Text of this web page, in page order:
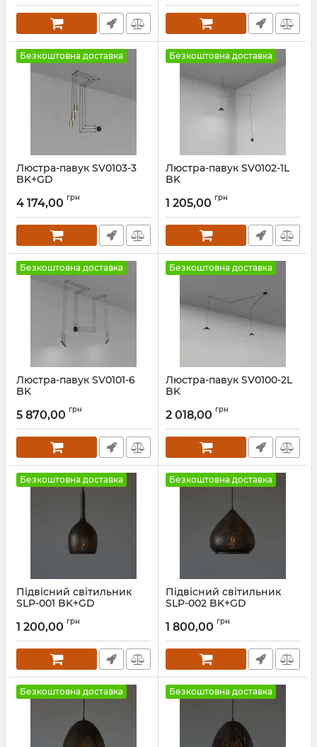
Безкоштовна доставка
Люстра-павук SV0103-3
BK+GD
4 174,00 грн
Безкоштовна доставка
Люстра-павук SV0102-1L
BK
1 205,00 грн
Безкоштовна доставка
Люстра-павук SV0101-6
BK
5 870,00 грн
Безкоштовна доставка
Люстра-павук SV0100-2L
BK
2 018,00 грн
Безкоштовна доставка
Підвісний світильник
SLP-001 BK+GD
1 200,00 грн
Безкоштовна доставка
Підвісний світильник
SLP-002 BK+GD
1 800,00 грн
Безкоштовна доставка Безкоштовна доставка